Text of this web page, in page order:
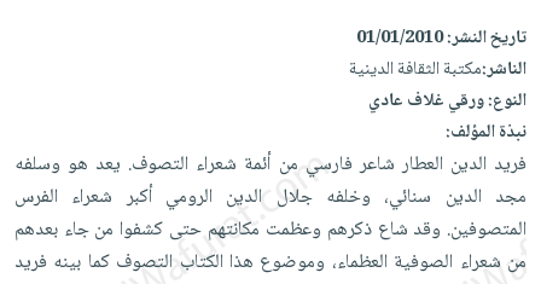
على
Android
تحميل
iKitab
على
Apple
masmu3
على
Apple
القراءة
جوائز
أجهزة
العناية
الشخصية
العناية
وتصفيف
الشعر
العناية
بالجسم
المطبخ
والسفرة
جديد
الكل
أواني
الطهي
أدوات
متجر
الهدايا
أقسام
تاريخ النشر:01/01/2010
الناشر:مكتبة الثقافة الدينية
النوع:ورقي غلاف عادي
نبذة المؤلف:
فريد الدين العطار شاعر فارسي من أئمة شعراء التصوف. يعد هو وسلفه
مجد الدين سنائي، وخلفه جلال الدين الرومي أكبر شعراء الفرس
المتصوفين. وقد شاع ذكرهم وعظمت مكانتهم حتى كشفوا من جاء بعدهم
من شعراء الصوفية العظماء، وموضوع هذا الكتاب التصوف كما بينه فريد